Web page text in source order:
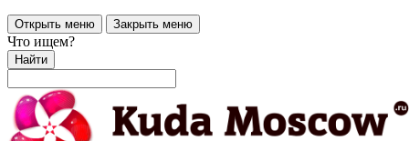
Открыть меню Закрыть меню
Что ищем?
Найти